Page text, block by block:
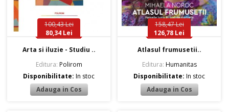
100,43 Lei
80,34 Lei
Arta si iluzie - Studiu ..
Editura: Polirom
Disponibilitate:In stoc
158,47 Lei
126,78 Lei
Atlasul frumusetii..
Editura: Humanitas
Disponibilitate:In stoc